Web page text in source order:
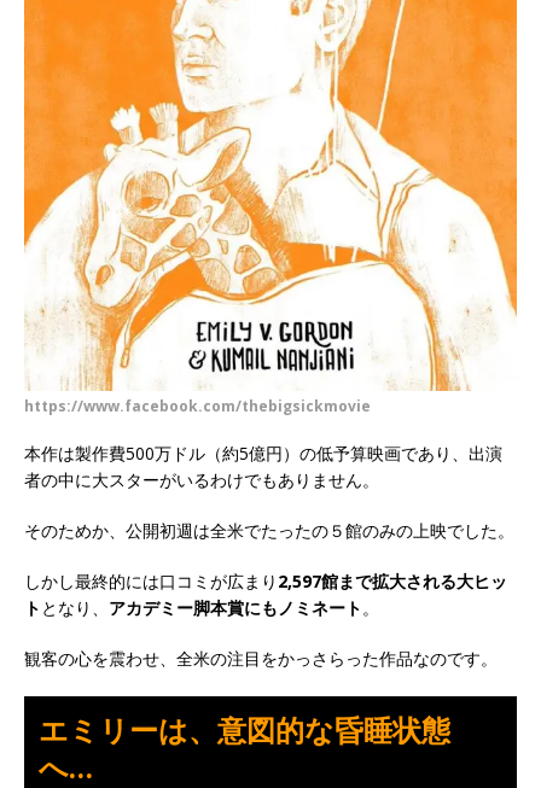
https://www.facebook.com/thebigsickmovie
本作は製作費500万ドル（約5億円）の低予算映画であり、出演
者の中に大スターがいるわけでもありません。
そのためか、公開初週は全米でたったの５館のみの上映でした。
しかし最終的には口コミが広まり 2,597館まで拡大される大ヒッ
ト となり、 アカデミー脚本賞にもノミネート 。
観客の心を震わせ、全米の注目をかっさらった作品なのです。
エミリーは、意図的な昏睡状態
へ…